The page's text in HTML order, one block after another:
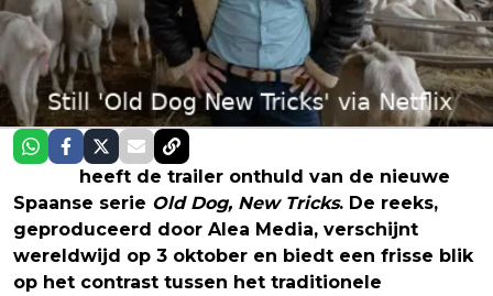
heeft de trailer onthuld van de nieuwe
Spaanse serie Old Dog, New Tricks. De reeks,
geproduceerd door Alea Media, verschijnt
wereldwijd op 3 oktober en biedt een frisse blik
op het contrast tussen het traditionele